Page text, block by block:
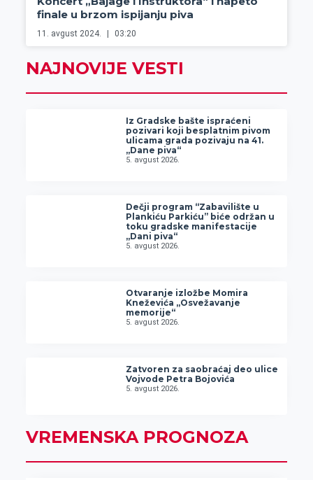
finale u brzom ispijanju piva
11. avgust 2024. 03:20
NAJNOVIJE VESTI
Iz Gradske bašte ispraćeni
pozivari koji besplatnim pivom
ulicama grada pozivaju na 41.
„Dane piva“
5. avgust 2026.
Dečji program “Zabavilište u
Plankiću Parkiću” biće održan u
toku gradske manifestacije
„Dani piva“
5. avgust 2026.
Otvaranje izložbe Momira
Kneževića „Osvežavanje
memorije“
5. avgust 2026.
Zatvoren za saobraćaj deo ulice
Vojvode Petra Bojovića
5. avgust 2026.
VREMENSKA PROGNOZA